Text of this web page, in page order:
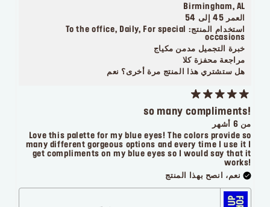
Birmingham, AL
العمر 45 إلى 54
استخدام المنتج:
To the office, Daily, For special
occasions
خبرة التجميل مدمن مكياج
مراجعة محفزةكلا
هل ستشتري هذا المنتج مرة أخرى؟ نعم
so many compliments!
من 6 أشهر
Love this palette for my blue eyes! The colors provide so
many different gorgeous options and every time I use it I
get compliments on my blue eyes so I would say that it
works!
نعم، انصح بهذا المنتج